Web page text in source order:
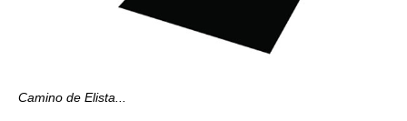
Camino de Elista...